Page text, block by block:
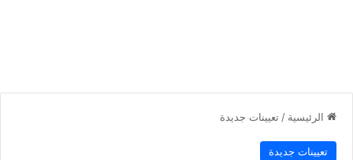
الرئيسية / تعيينات جديدة
تعيينات جديدة